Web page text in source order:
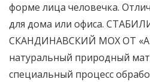
форме лица человечка.
для дома или офиса.
СКАНДИНАВСКИЙ МОХ ОТ
натуральный природный
специальный процесс